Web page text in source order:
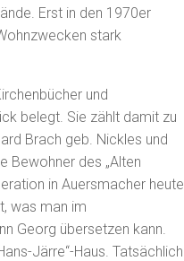
Erst in den 1970er
stark
und
belegt. Sie zählt damit zu
Brach geb. Nickles und
Bewohner des „Alten
in Auersmacher heute
was man im
Georg übersetzen kann.
Järre“-Haus. Tatsächlich